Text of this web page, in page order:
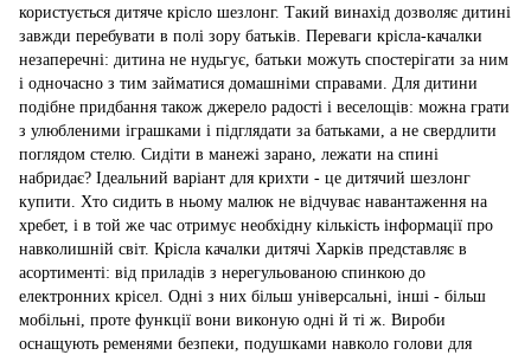
користується дитяче крісло шезлонг. Такий винахід дозволяє дитині
завжди перебувати в полі зору батьків. Переваги крісла-качалки
незаперечні: дитина не нудьгує, батьки можуть спостерігати за ним
і одночасно з тим займатися домашніми справами. Для дитини
подібне придбання також джерело радості і веселощів: можна грати
з улюбленими іграшками і підглядати за батьками, а не свердлити
поглядом стелю. Сидіти в манежі зарано, лежати на спині
набридає? Ідеальний варіант для крихти - це дитячий шезлонг
купити. Хто сидить в ньому малюк не відчуває навантаження на
хребет, і в той же час отримує необхідну кількість інформації про
навколишній світ. Крісла качалки дитячі Харків представляє в
асортименті: від приладів з нерегульованою спинкою до
електронних крісел. Одні з них більш універсальні, інші - більш
мобільні, проте функції вони виконую одні й ті ж. Вироби
оснащують ременями безпеки, подушками навколо голови для